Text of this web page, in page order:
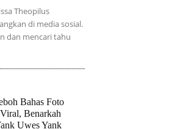
Theopilus
di media sosial.
dan mencari tahu
Bahas Foto
Benarkah
Uwes Yank